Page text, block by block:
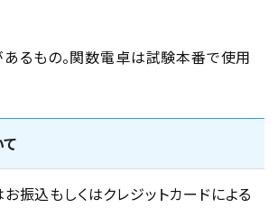
るもの。関数電卓は試験本番で使用
振込もしくはクレジットカードによる